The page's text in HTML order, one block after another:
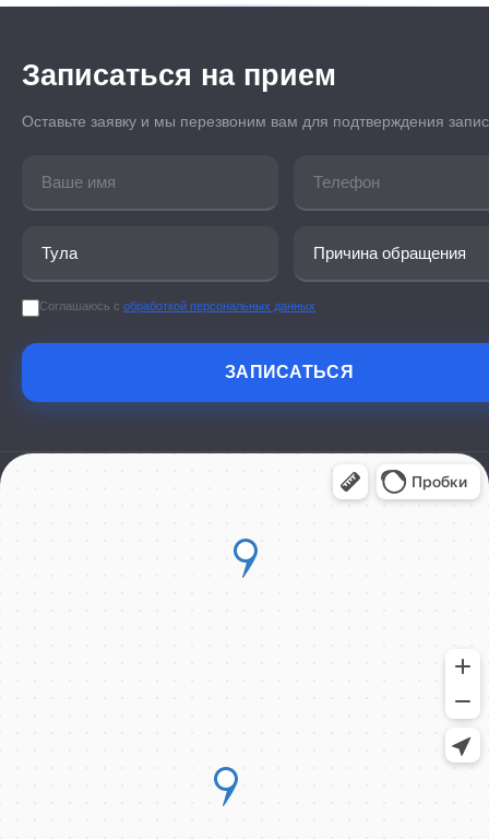
Записаться на прием
Оставьте заявку и мы перезвоним вам для подтверждения
Соглашаюсь с обработкой персональных данных
ЗАПИСАТЬСЯ